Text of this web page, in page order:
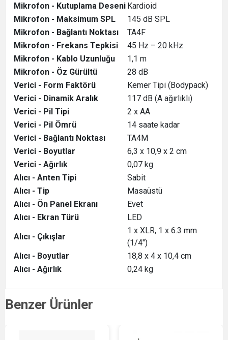
Mikrofon - Kutuplama Deseni Kardioid
Mikrofon - Maksimum SPL
145 dB SPL
Mikrofon - Bağlantı Noktası
TA4F
Mikrofon - Frekans Tepkisi
45 Hz – 20 kHz
Mikrofon - Kablo Uzunluğu
1,1 m
Mikrofon - Öz Gürültü
28 dB
Verici - Form Faktörü
Kemer Tipi (Bodypack)
Verici - Dinamik Aralık
117 dB (A ağırlıklı)
Verici - Pil Tipi
2 x AA
Verici - Pil Ömrü
14 saate kadar
Verici - Bağlantı Noktası
TA4M
Verici - Boyutlar
6,3 x 10,9 x 2 cm
Verici - Ağırlık
0,07 kg
Alıcı - Anten Tipi
Sabit
Alıcı - Tip
Masaüstü
Alıcı - Ön Panel Ekranı
Evet
Alıcı - Ekran Türü
LED
Alıcı - Çıkışlar
1 x XLR, 1 x 6.3 mm
(1/4")
Alıcı - Boyutlar
18,8 x 4 x 10,4 cm
Alıcı - Ağırlık
0,24 kg
Benzer Ürünler